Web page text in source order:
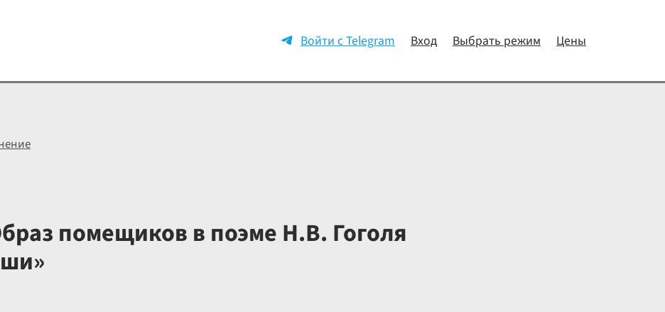
Войти с Telegram Вход Выбрать режим Цены
помещиков в поэме Н.В. Гоголя